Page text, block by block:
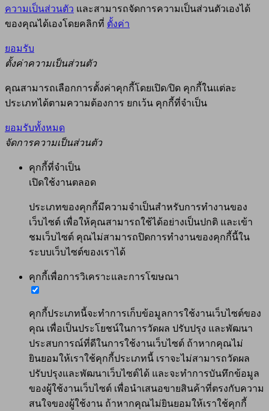
ความเป็นส่วนตัว และสามารถจัดการความเป็นส่วนตัวเองได้
ของคุณได้เองโดยคลิกที่ ตั้งค่า
ยอมรับ
ตั้งค่าความเป็นส่วนตัว
คุณสามารถเลือกการตั้งค่าคุกกี้โดยเปิด/ปิด คุกกี้ในแต่ละ
ประเภทได้ตามความต้องการ ยกเว้น คุกกี้ที่จำเป็น
ยอมรับทั้งหมด
จัดการความเป็นส่วนตัว
คุกกี้ที่จำเป็น
เปิดใช้งานตลอด
ประเภทของคุกกี้มีความจำเป็นสำหรับการทำงานของ
เว็บไซต์ เพื่อให้คุณสามารถใช้ได้อย่างเป็นปกติ และเข้า
ชมเว็บไซต์ คุณไม่สามารถปิดการทำงานของคุกกี้นี้ใน
ระบบเว็บไซต์ของเราได้
คุกกี้เพื่อการวิเคราะและการโฆษณา
คุกกี้ประเภทนี้จะทำการเก็บข้อมูลการใช้งานเว็บไซต์ของ
คุณ เพื่อเป็นประโยชน์ในการวัดผล ปรับปรุง และพัฒนา
ประสบการณ์ที่ดีในการใช้งานเว็บไซต์ ถ้าหากคุณไม่
ยินยอมให้เราใช้คุกกี้ประเภทนี้ เราจะไม่สามารถวัดผล
ปรับปรุงและพัฒนาเว็บไซต์ได้ และจะทำการบันทึกข้อมูล
ของผู้ใช้งานเว็บไซต์ เพื่อนำเสนอขายสินค้าที่ตรงกับความ
สนใจของผู้ใช้งาน ถ้าหากคุณไม่ยินยอมให้เราใช้คุกกี้